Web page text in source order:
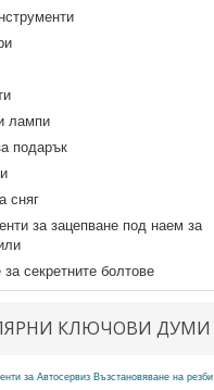
лампи
подарък
сняг
за зацепване под наем за
секретните болтове
КЛЮЧОВИ ДУМИ
за Автосервиз Възстановяване на резби